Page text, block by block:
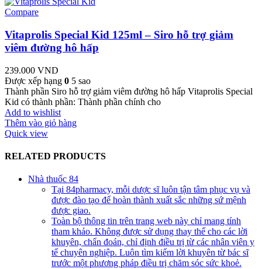
Compare
Vitaprolis Special Kid 125ml – Siro hỗ trợ giảm
viêm đường hô hấp
239.000 VND
Được xếp hạng 0 5 sao
Thành phần Siro hỗ trợ giảm viêm đường hô hấp Vitaprolis Special
Kid có thành phần: Thành phần chính cho
Add to wishlist
Thêm vào giỏ hàng
Quick view
RELATED PRODUCTS
Nhà thuốc 84
Tại 84pharmacy, mỗi dược sĩ luôn tận tâm phục vụ và
được đào tạo để hoàn thành xuất sắc những sứ mệnh
được giao.
Toàn bộ thông tin trên trang web này chỉ mang tính
tham khảo. Không được sử dụng thay thế cho các lời
khuyên, chẩn đoán, chỉ định điều trị từ các nhân viên y
tế chuyên nghiệp. Luôn tìm kiếm lời khuyên từ bác sĩ
trước một phương pháp điều trị chăm sóc sức khoẻ.